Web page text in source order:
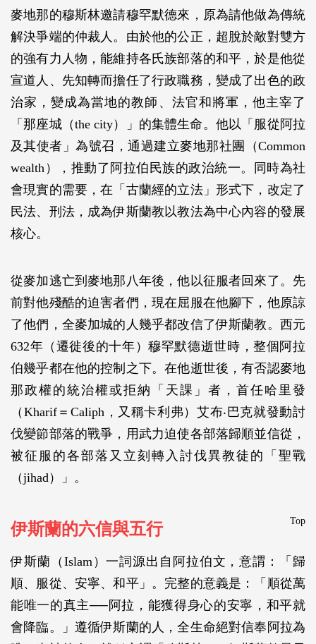
麥地那的穆斯林邀請穆罕默德來，原為請他做為傳統
解決爭端的仲裁人。由於他的公正，超脫於敵對雙方
的強有力人物，能維持各氏族部落的和平，於是他從
宣道人、先知轉而擔任了行政職務，變成了出色的政
治家，變成為當地的教師、法官和將軍，他主宰了
「那座城（the city）」的集體生命。他以「服從阿拉
及其使者」為號召，通過建立麥地那社團（Common
wealth），推動了阿拉伯民族的政治統一。同時為社
會現實的需要，在「古蘭經的立法」形式下，改定了
民法、刑法，成為伊斯蘭教以教法為中心內容的發展
核心。
從麥加逃亡到麥地那八年後，他以征服者回來了。先
前對他殘酷的迫害者們，現在屈服在他腳下，他原諒
了他們，全麥加城的人幾乎都改信了伊斯蘭教。西元
632年（遷徙後的十年）穆罕默德逝世時，整個阿拉
伯幾乎都在他的控制之下。在他逝世後，有否認麥地
那政權的統治權或拒納「天課」者，首任哈里發
（Kharif＝Caliph，又稱卡利弗）艾布‧巴克就發動討
伐變節部落的戰爭，用武力迫使各部落歸順並信從，
被征服的各部落又立刻轉入討伐異教徒的「聖戰
（jihad）」。
Top
伊斯蘭的六信與五行
伊斯蘭（Islam）一詞源出自阿拉伯文，意謂：「歸
順、服從、安寧、和平」。完整的意義是：「順從萬
能唯一的真主──阿拉，能獲得身心的安寧，和平就
會降臨。」遵循伊斯蘭的人，全生命絕對信奉阿拉為